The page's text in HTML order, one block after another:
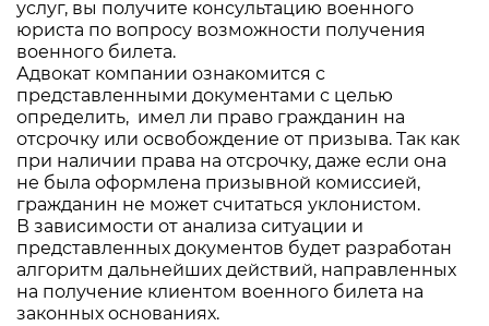
услуг, вы получите консультацию военного
юриста по вопросу возможности получения
военного билета.
Адвокат компании ознакомится с
представленными документами с целью
определить, имел ли право гражданин на
отсрочку или освобождение от призыва. Так как
при наличии права на отсрочку, даже если она
не была оформлена призывной комиссией,
гражданин не может считаться уклонистом.
В зависимости от анализа ситуации и
представленных документов будет разработан
алгоритм дальнейших действий, направленных
на получение клиентом военного билета на
законных основаниях.